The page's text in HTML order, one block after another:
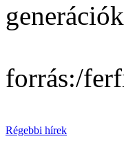
forrás:/
Régebbi hírek